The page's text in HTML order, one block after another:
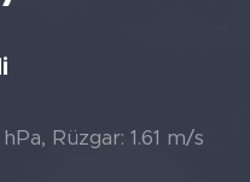
Rüzgar: 1.61 m/s